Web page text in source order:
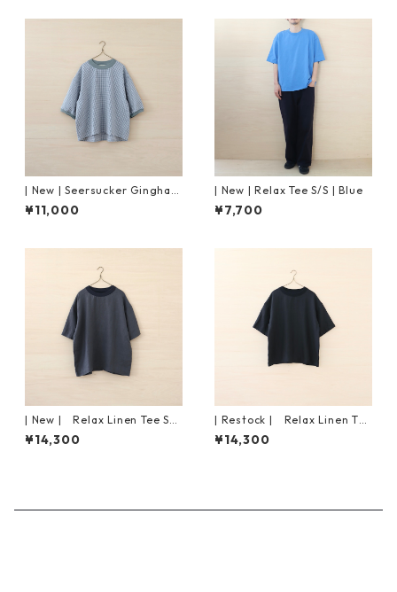
| New | Seersucker Gingham
Pullover S/S | Forest×Pink
¥11,000
| New | Relax Tee S/S | Blue
¥7,700
| New | Relax Linen Tee S/S
｜Charcoal
¥14,300
| Restock | Relax Linen Tee
S/S｜Black
¥14,300